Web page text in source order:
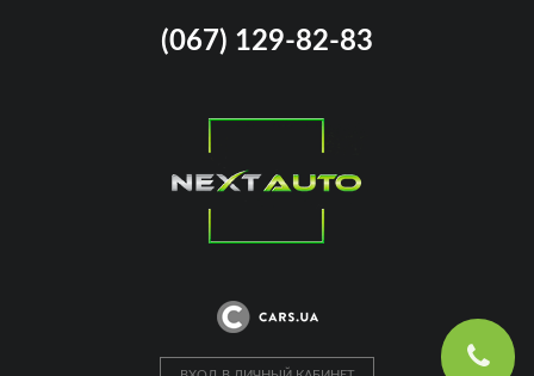
(067) 129-82-83